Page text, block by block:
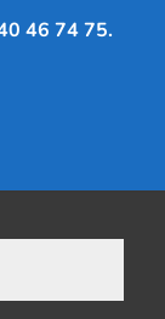
46 74 75.